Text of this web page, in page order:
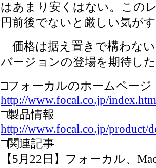
はあまり安くはない。この
円前後でないと厳しい気が
価格は据え置きで構わな
バージョンの登場を期待し
□フォーカルのホームページ
http://www.focal.co.jp/
□製品情報
http://www.focal.co.jp/product/
□関連記事
【5月22日】フォーカル、